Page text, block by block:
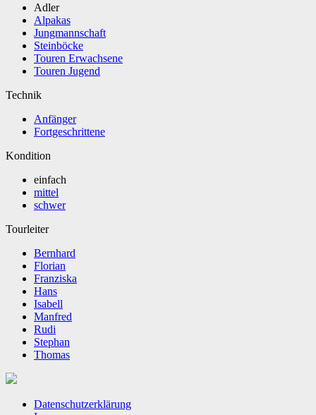
Adler
Alpakas
Jungmannschaft
Steinböcke
Touren Erwachsene
Touren Jugend
Technik
Anfänger
Fortgeschrittene
Kondition
einfach
mittel
schwer
Tourleiter
Bernhard
Florian
Franziska
Hans
Isabell
Manfred
Rudi
Stephan
Thomas
Datenschutzerklärung